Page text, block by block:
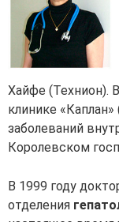
Хайфе (Технион).
клинике
заболеваний
Королевском
В 1999 году
отделения